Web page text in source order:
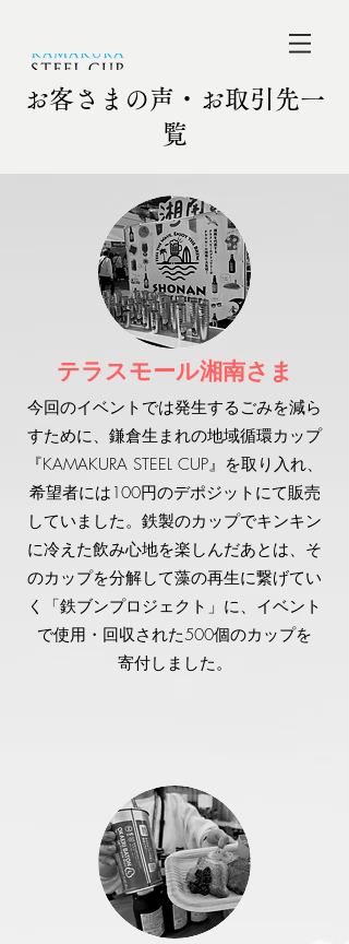
お客さまの声・お取引先一
覧
テラスモール湘南さま
今回のイベントでは発生するごみを減ら
すために、鎌倉生まれの地域循環カップ
『KAMAKURA STEEL CUP』を取り入れ、
希望者には100円のデポジットにて販売
していました。鉄製のカップでキンキン
に冷えた飲み心地を楽しんだあとは、そ
のカップを分解して藻の再生に繋げてい
く「鉄ブンプロジェクト」に、イベント
で使用・回収された500個のカップを
寄付しました。